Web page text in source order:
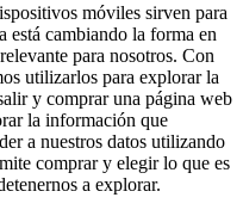
móviles sirven para
está cambiando la forma en
para nosotros. Con
utilizarlos para explorar la
y comprar una página web
la información que
a nuestros datos utilizando
comprar y elegir lo que es
a explorar.